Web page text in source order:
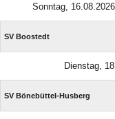
Sonntag,
SV Boostedt
Dienstag,
SV Bönebüttel-Husberg